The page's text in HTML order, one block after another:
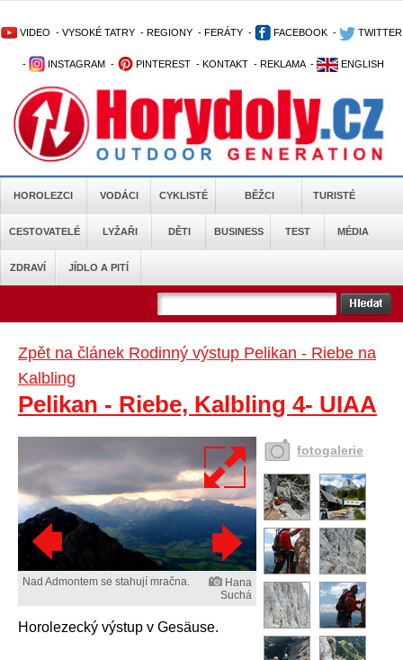
VIDEO - VYSOKÉ TATRY - REGIONY - FERÁTY - FACEBOOK - TWITTER
- INSTAGRAM - PINTEREST - KONTAKT - REKLAMA - ENGLISH
HOROLEZCI VODÁCI CYKLISTÉ BĚŽCI TURISTÉ
CESTOVATELÉ LYŽAŘI DĚTI BUSINESS TEST MÉDIA
ZDRAVÍ JÍDLO A PITÍ
Zpět na článek Rodinný výstup Pelikan - Riebe na
Kalbling
Pelikan - Riebe, Kalbling 4- UIAA
Nad Admontem se stahují mračna.
Hana
Suchá
Horolezecký výstup v Gesäuse.
fotogalerie